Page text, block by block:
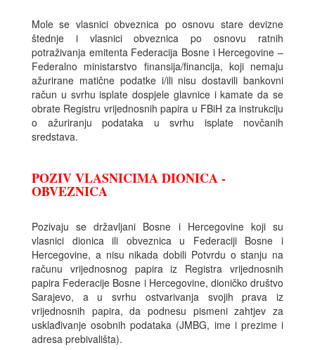
Mole se vlasnici obveznica po osnovu stare devizne
štednje i vlasnici obveznica po osnovu ratnih
potraživanja emitenta Federacija Bosne i Hercegovine –
Federalno ministarstvo finansija/financija, koji nemaju
ažurirane matične podatke i/ili nisu dostavili bankovni
račun u svrhu isplate dospjele glavnice i kamate da se
obrate Registru vrijednosnih papira u FBiH za instrukciju
o ažuriranju podataka u svrhu isplate novčanih
sredstava.
POZIV VLASNICIMA DIONICA -
OBVEZNICA
Pozivaju se državljani Bosne i Hercegovine koji su
vlasnici dionica ili obveznica u Federaciji Bosne i
Hercegovine, a nisu nikada dobili Potvrdu o stanju na
računu vrijednosnog papira iz Registra vrijednosnih
papira Federacije Bosne i Hercegovine, dioničko društvo
Sarajevo, a u svrhu ostvarivanja svojih prava iz
vrijednosnih papira, da podnesu pismeni zahtjev za
usklađivanje osobnih podataka (JMBG, ime i prezime i
adresa prebivališta).